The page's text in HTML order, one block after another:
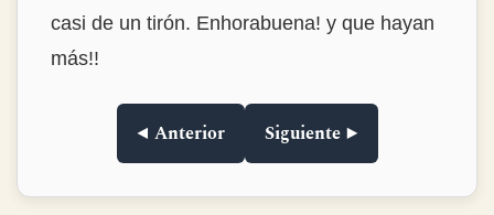
oído alguna vez, pero aquí están contadas
con bastante humor y contexto.
◀ Anterior Siguiente ▶